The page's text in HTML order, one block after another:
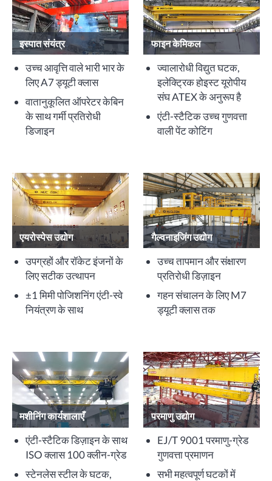
इस्पात संयंत्र
उच्च आवृत्ति वाले भारी भार के
लिए A7 ड्यूटी क्लास
वातानुकूलित ऑपरेटर केबिन
के साथ गर्मी प्रतिरोधी
डिजाइन
फाइन केमिकल
ज्वालारोधी विद्युत घटक,
इलेक्ट्रिक होइस्ट यूरोपीय
संघ ATEX के अनुरूप है
एंटी-स्टैटिक उच्च गुणवत्ता
वाली पेंट कोटिंग
एयरोस्पेस उद्योग
उपग्रहों और रॉकेट इंजनों के
लिए सटीक उत्थापन
±1 मिमी पोजिशनिंग एंटी-स्वे
नियंत्रण के साथ
गैल्वनाइजिंग उद्योग
उच्च तापमान और संक्षारण
प्रतिरोधी डिज़ाइन
गहन संचालन के लिए M7
ड्यूटी क्लास तक
मशीनिंग कार्यशालाएँ
एंटी-स्टैटिक डिज़ाइन के साथ
ISO क्लास 100 क्लीन-ग्रेड
स्टेनलेस स्टील के घटक,
परमाणु उद्योग
EJ/T 9001 परमाणु-ग्रेड
गुणवत्ता प्रमाणन
सभी महत्वपूर्ण घटकों में